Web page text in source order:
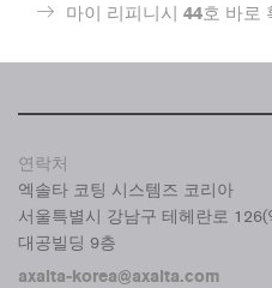
마이 리피니시 44호 바로
연락처
엑솔타 코팅 시스템즈 코리아
서울특별시 강남구 테헤란로 126(
대공빌딩 9층
axalta-korea@axalta.com